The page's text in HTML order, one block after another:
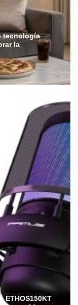
tecnología
la
ETHOS150KT